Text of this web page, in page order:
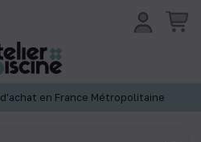
d'achat en France Métropolitaine